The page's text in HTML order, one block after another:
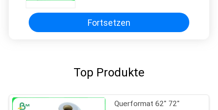
Fortsetzen
Top Produkte
Querformat 62" 72"